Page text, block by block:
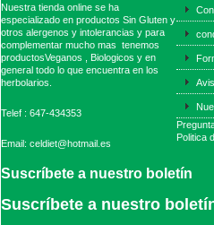
Nuestra tienda online se ha
especializado en productos Sin Gluten y
otros alergenos y intolerancias y para
complementar mucho mas tenemos
productosVeganos , Biologicos y en
general todo lo que encuentra en los
herbolarios.
Telef : 647-434353
Email: celdiet@hotmail.es
Politica
Suscríbete a nuestro boletín
Suscríbete a nuestro